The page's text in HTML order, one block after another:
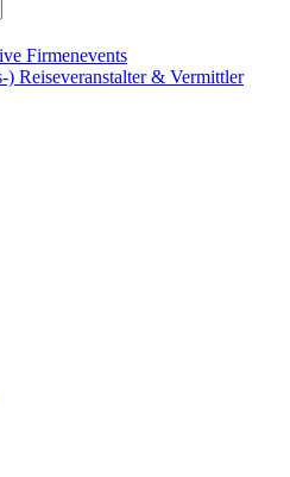
Firmenevents
) Reiseveranstalter & Vermittler